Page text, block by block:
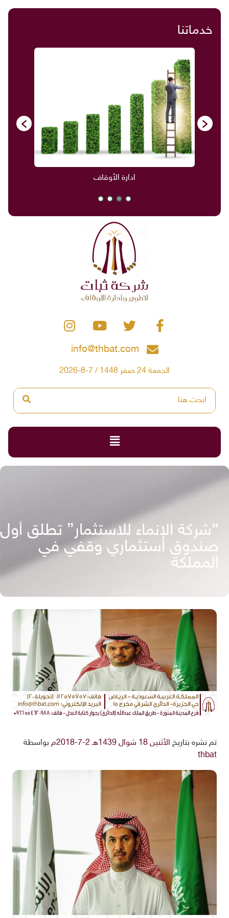
خدماتنا
ادارة الأوقاف
info@thbat.com
الجمعة 24 صفر 1448 / 7-8-2026
“شركة الإنماء للاستثمار” تطلق أول
صندوق استثماري وقفي في
المملكة
تم نشره بتاريخ الأثنين 18 شوال 1439هـ 2-7-2018م
بواسطة
thbat